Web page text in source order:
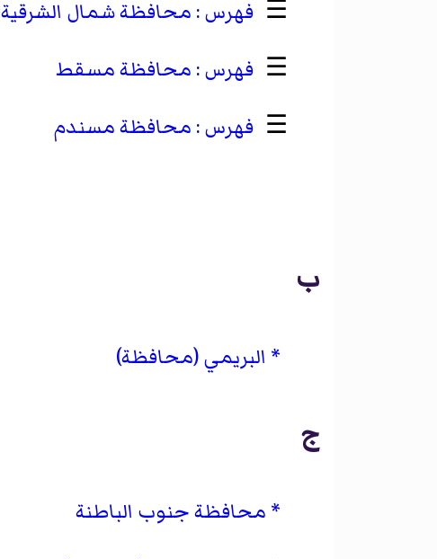
☰
محافظة شمال الشرقية
☰
محافظة مسقط
☰
محافظة مسندم
ب
البريمي (محافظة)
ج
محافظة جنوب الباطنة